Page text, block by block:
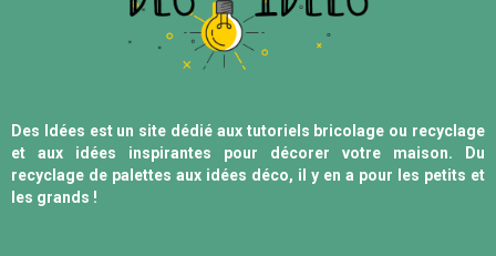
Des Idées est un site dédié aux tutoriels bricolage ou recyclage
et aux idées inspirantes pour décorer votre maison. Du
recyclage de palettes aux idées déco, il y en a pour les petits et
les grands !